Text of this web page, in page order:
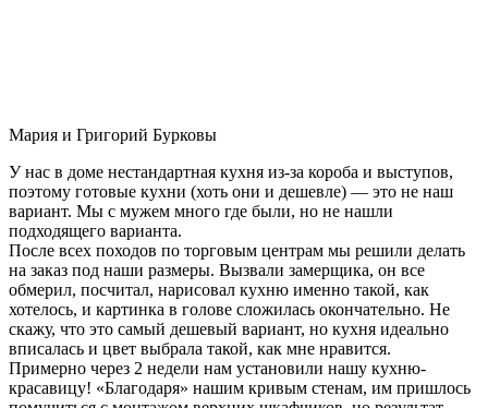
Мария и Григорий Бурковы
У нас в доме нестандартная кухня из-за короба и выступов,
поэтому готовые кухни (хоть они и дешевле) — это не наш
вариант. Мы с мужем много где были, но не нашли
подходящего варианта.
После всех походов по торговым центрам мы решили делать
на заказ под наши размеры. Вызвали замерщика, он все
обмерил, посчитал, нарисовал кухню именно такой, как
хотелось, и картинка в голове сложилась окончательно. Не
скажу, что это самый дешевый вариант, но кухня идеально
вписалась и цвет выбрала такой, как мне нравится.
Примерно через 2 недели нам установили нашу кухню-
красавицу! «Благодаря» нашим кривым стенам, им пришлось